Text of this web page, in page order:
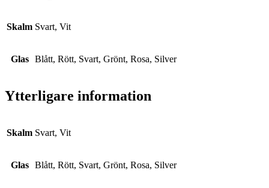
Skalm Svart, Vit
Glas Blått, Rött, Svart, Grönt, Rosa, Silver
Ytterligare information
Skalm Svart, Vit
Glas Blått, Rött, Svart, Grönt, Rosa, Silver